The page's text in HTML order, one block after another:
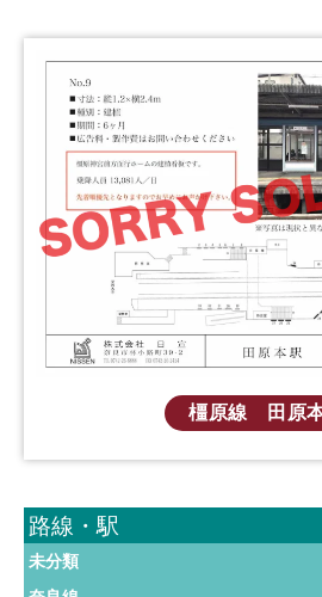
橿原線 田原
路線・駅
未分類